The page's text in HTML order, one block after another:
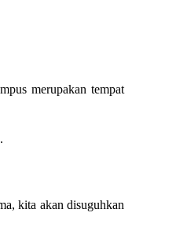
merupakan tempat
kita akan disuguhkan